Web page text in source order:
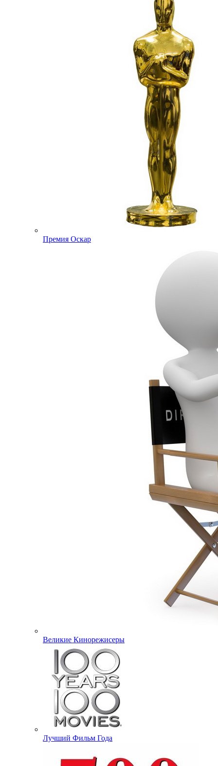
Премия Оскар
Великие Кинорежисеры
Лучший Фильм Года